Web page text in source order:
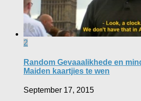
2
Random Gevaaalikhede en
Maiden kaartjies te wen
September 17, 2015